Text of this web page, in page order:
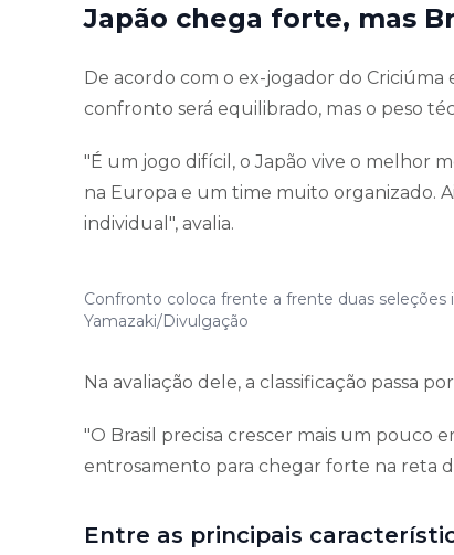
Japão chega forte, mas
De acordo com o ex-jogador do Criciúma
confronto será equilibrado, mas o peso
"É um jogo difícil, o Japão vive o melhor
na Europa e um time muito organizado.
individual", avalia.
Confronto coloca frente a frente duas
Yamazaki/Divulgação
Na avaliação dele, a classificação passa
"O Brasil precisa crescer mais um pouco
entrosamento para chegar forte na reta
Entre as principais